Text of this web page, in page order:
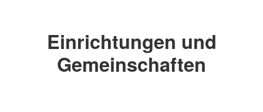
Einrichtungen und
Gemeinschaften